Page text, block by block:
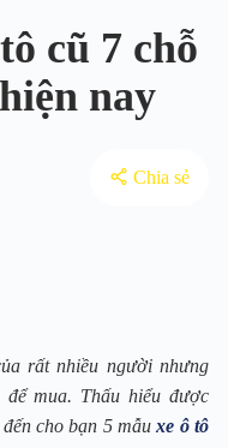
cũ 7 chỗ
nay
Chia sẻ
rất nhiều người nhưng
mua. Thấu hiểu được
cho bạn 5 mẫuxe ô tô